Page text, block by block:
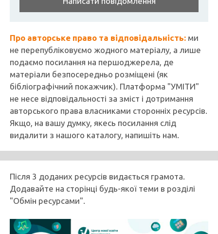
Про авторське право та відповідальність: ми
не перепубліковуємо жодного матеріалу, а лише
подаємо посилання на першоджерела, де
матеріали безпосередньо розміщені (як
бібліографічний покажчик). Платформа "УМІТИ"
не несе відповідальності за зміст і дотримання
авторського права власниками сторонніх ресурсів.
Якщо, на вашу думку, якесь посилання слід
видалити з нашого каталогу, напишіть нам.
Після 3 доданих ресурсів видається грамота.
Додавайте на сторінці будь-якої теми в розділі
"Обмін ресурсами".